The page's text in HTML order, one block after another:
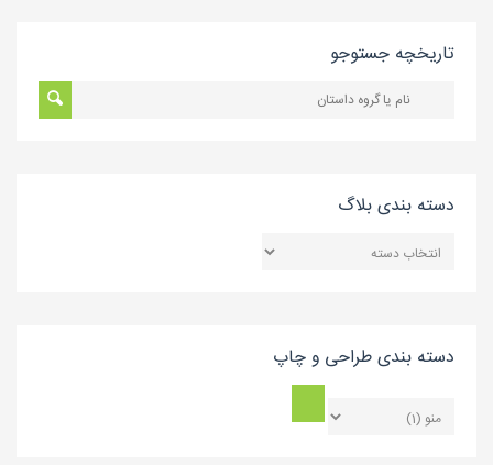
تاریخچه جستوجو
دسته بندی بلاگ
بندی
دسته بندی طراحی و چاپ